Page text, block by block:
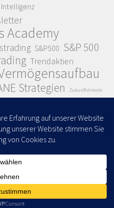
Academy
S&P500 S&P 500
Trendaktien
Strategien Zukunftstrends
mit demHueman Theme